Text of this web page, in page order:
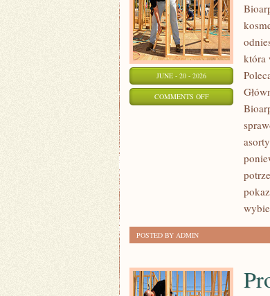
JUNE - 20 - 2026
COMMENTS OFFON
KOSMETYKI
która
POSTED BY ADMIN